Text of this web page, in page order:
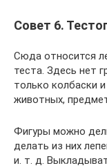
Совет 6.
Сюда относится
теста. Здесь нет
только колбаски
животных,
Фигуры можно
делать из них
и. т. д.